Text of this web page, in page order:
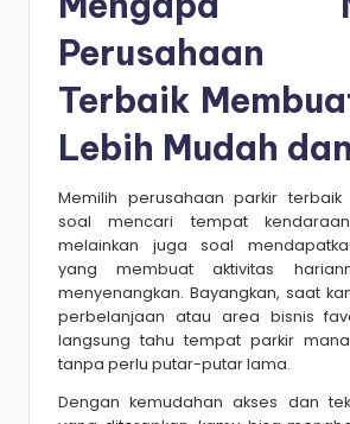
Perusahaan
Terbaik
Lebih Mudah
Memilih perusahaan parkir terbaik
soal mencari tempat
melainkan juga soal
yang membuat aktivitas
menyenangkan. Bayangkan, saat
perbelanjaan atau area bisnis
langsung tahu tempat parkir
tanpa perlu putar-putar lama.
Dengan kemudahan akses dan